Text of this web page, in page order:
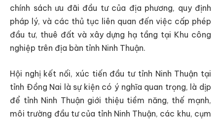
chính sách ưu đãi đầu tư của địa phương, quy định
pháp lý, và các thủ tục liên quan đến việc cấp phép
đầu tư, thuê đất và xây dựng hạ tầng tại Khu công
nghiệp trên địa bàn tỉnh Ninh Thuận.
Hội nghị kết nối, xúc tiến đầu tư tỉnh Ninh Thuận tại
tỉnh Đồng Nai là sự kiện có ý nghĩa quan trọng, là dịp
để tỉnh Ninh Thuận giới thiệu tiềm năng, thế mạnh,
môi trường đầu tư của tỉnh Ninh Thuận, các khu, cụm